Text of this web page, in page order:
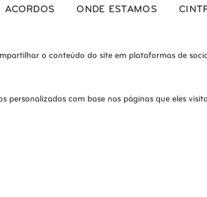
com o site. Esses cookies ajudam a fornecer
o conteúdo do site em plataformas de
personalizados com base nas páginas que eles
ACORDOS ONDE ESTAMOS